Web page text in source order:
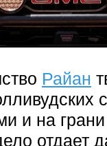
Райан
и на
отдает